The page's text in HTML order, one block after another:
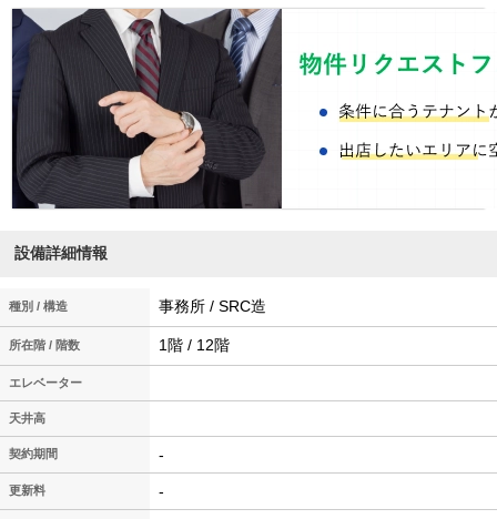
設備詳細情報
種別 / 構造 事務所 / SRC造
所在階 / 階数 1階 / 12階
エレベーター
天井高
契約期間 -
更新料 -